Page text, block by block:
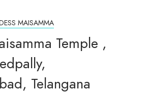
MAISAMMA
Temple ,
Telangana